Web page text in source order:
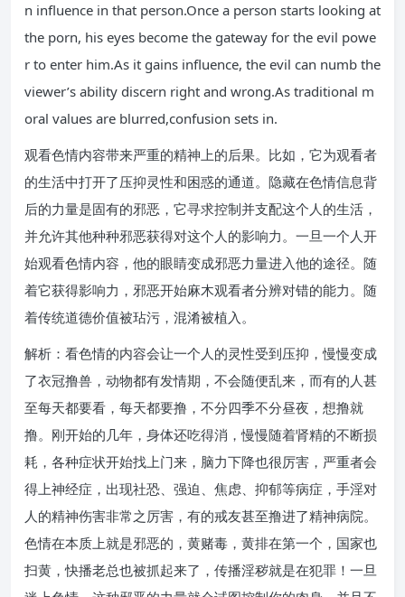
n influence in that person.Once a person starts looking at
the porn, his eyes become the gateway for the evil powe
r to enter him.As it gains influence, the evil can numb the
viewer’s ability discern right and wrong.As traditional m
oral values are blurred,confusion sets in.
观看色情内容带来严重的精神上的后果。比如，它为观看者
的生活中打开了压抑灵性和困惑的通道。隐藏在色情信息背
后的力量是固有的邪恶，它寻求控制并支配这个人的生活，
并允许其他种种邪恶获得对这个人的影响力。一旦一个人开
始观看色情内容，他的眼睛变成邪恶力量进入他的途径。随
着它获得影响力，邪恶开始麻木观看者分辨对错的能力。随
着传统道德价值被玷污，混淆被植入。
解析：看色情的内容会让一个人的灵性受到压抑，慢慢变成
了衣冠撸兽，动物都有发情期，不会随便乱来，而有的人甚
至每天都要看，每天都要撸，不分四季不分昼夜，想撸就
撸。刚开始的几年，身体还吃得消，慢慢随着肾精的不断损
耗，各种症状开始找上门来，脑力下降也很厉害，严重者会
得上神经症，出现社恐、强迫、焦虑、抑郁等病症，手淫对
人的精神伤害非常之厉害，有的戒友甚至撸进了精神病院。
色情在本质上就是邪恶的，黄赌毒，黄排在第一个，国家也
扫黄，快播老总也被抓起来了，传播淫秽就是在犯罪！一旦